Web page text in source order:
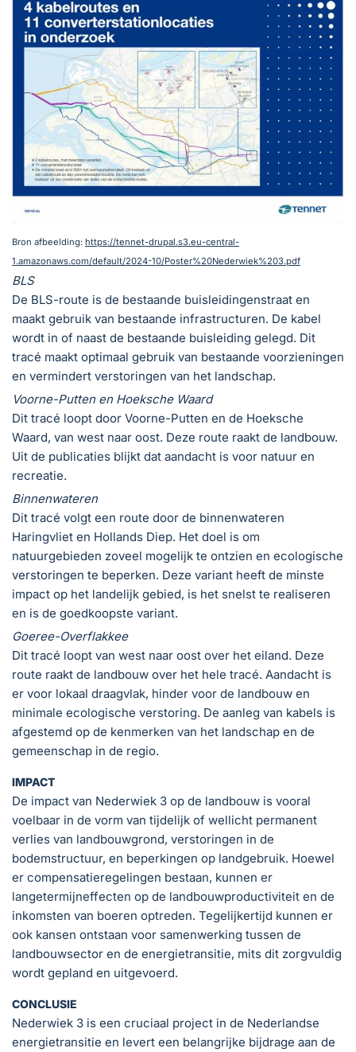
Bron afbeelding: https://tennet-drupal.s3.eu-central-
1.amazonaws.com/default/2024-10/Poster%20Nederwiek%203.pdf
BLS
De BLS-route is de bestaande buisleidingenstraat en
maakt gebruik van bestaande infrastructuren. De kabel
wordt in of naast de bestaande buisleiding gelegd. Dit
tracé maakt optimaal gebruik van bestaande voorzieningen
en vermindert verstoringen van het landschap.
Voorne-Putten en Hoeksche Waard
Dit tracé loopt door Voorne-Putten en de Hoeksche
Waard, van west naar oost. Deze route raakt de landbouw.
Uit de publicaties blijkt dat aandacht is voor natuur en
recreatie.
Binnenwateren
Dit tracé volgt een route door de binnenwateren
Haringvliet en Hollands Diep. Het doel is om
natuurgebieden zoveel mogelijk te ontzien en ecologische
verstoringen te beperken. Deze variant heeft de minste
impact op het landelijk gebied, is het snelst te realiseren
en is de goedkoopste variant.
Goeree-Overflakkee
Dit tracé loopt van west naar oost over het eiland. Deze
route raakt de landbouw over het hele tracé. Aandacht is
er voor lokaal draagvlak, hinder voor de landbouw en
minimale ecologische verstoring. De aanleg van kabels is
afgestemd op de kenmerken van het landschap en de
gemeenschap in de regio.
IMPACT
De impact van Nederwiek 3 op de landbouw is vooral
voelbaar in de vorm van tijdelijk of wellicht permanent
verlies van landbouwgrond, verstoringen in de
bodemstructuur, en beperkingen op landgebruik. Hoewel
er compensatieregelingen bestaan, kunnen er
langetermijneffecten op de landbouwproductiviteit en de
inkomsten van boeren optreden. Tegelijkertijd kunnen er
ook kansen ontstaan voor samenwerking tussen de
landbouwsector en de energietransitie, mits dit zorgvuldig
wordt gepland en uitgevoerd.
CONCLUSIE
Nederwiek 3 is een cruciaal project in de Nederlandse
energietransitie en levert een belangrijke bijdrage aan de